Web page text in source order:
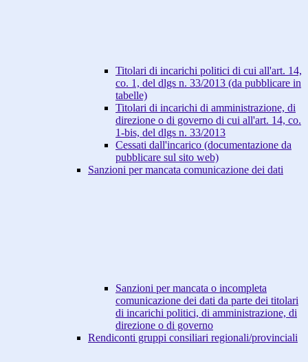
Titolari di incarichi politici di cui all'art. 14,
co. 1, del dlgs n. 33/2013 (da pubblicare in
tabelle)
Titolari di incarichi di amministrazione, di
direzione o di governo di cui all'art. 14, co.
1-bis, del dlgs n. 33/2013
Cessati dall'incarico (documentazione da
pubblicare sul sito web)
Sanzioni per mancata comunicazione dei dati
Sanzioni per mancata o incompleta
comunicazione dei dati da parte dei titolari
di incarichi politici, di amministrazione, di
direzione o di governo
Rendiconti gruppi consiliari regionali/provinciali